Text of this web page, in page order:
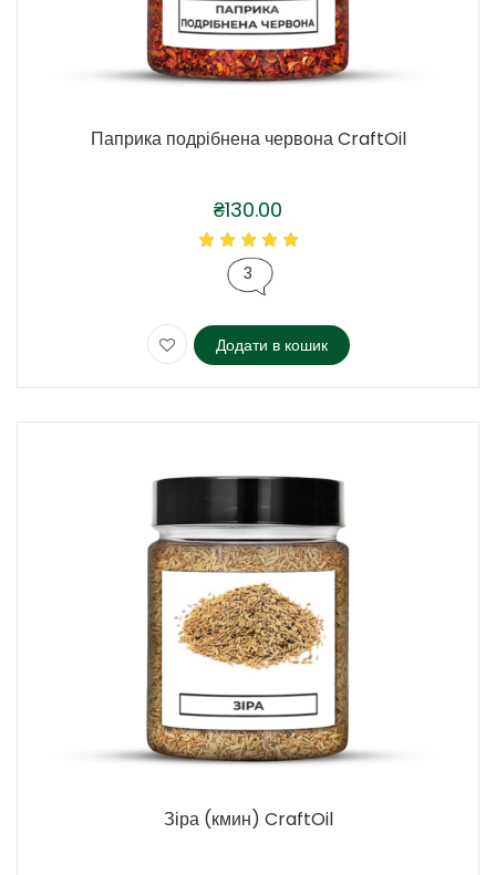
Паприка подрібнена червона CraftOil
₴130.00
3
Додати в кошик
Зіра (кмин) CraftOil